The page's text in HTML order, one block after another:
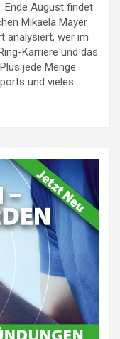
Ende August findet
Mikaela Mayer
analysiert, wer im
Karriere und das
jede Menge
und vieles